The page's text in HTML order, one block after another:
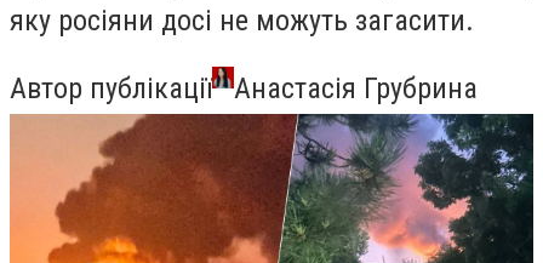
яку росіяни досі не можуть загасити.
Автор публікації
Анастасія Грубрина